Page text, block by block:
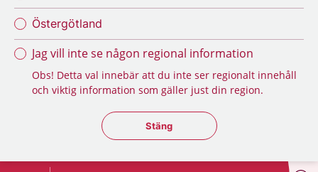
Östergötland
Jag vill inte se någon regional information
Obs! Detta val innebär att du inte ser regionalt innehåll
och viktig information som gäller just din region.
Stäng regionsväljaren
Stäng